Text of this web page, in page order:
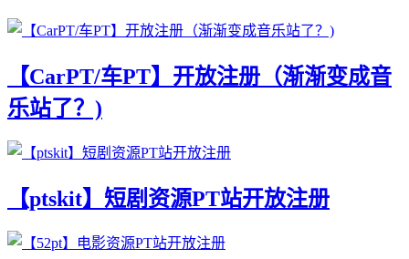
【CarPT/车PT】开放注册（渐渐变成音
乐站了？)
【ptskit】短剧资源PT站开放注册